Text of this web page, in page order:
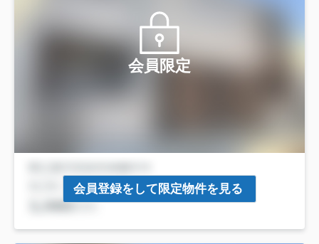
会員限定
会員登録をして限定物件を見る